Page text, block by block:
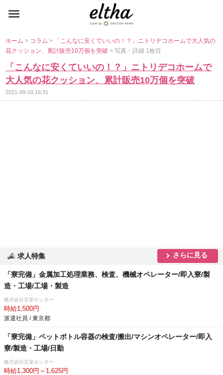
ホーム> コラム>
「こんなに安くていいの！？」ニトリデコホームで大人気の
花クッション、累計販売10万個を突破> 写真・詳細 1枚目
「こんなに安くていいの！？」ニトリデコホームで
大人気の花クッション、累計販売10万個を突破
2021-09-10 16:31
求人特集 さらに見る
「寮完備」金属加工処理業務、検査、機械オペレーター/即入寮/製
造・工場/工場・製造
株式会社京栄センター
時給1,500円
派遣社員 / 東京都
「寮完備」ペットボトル容器の検査/搬出/マシンオペレーター/即入
寮/製造・工場/日勤
株式会社京栄センター
時給1,300円～1,625円